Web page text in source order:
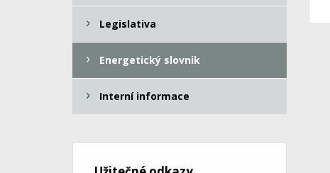
Legislativa
Energetický slovnik
Interní informace